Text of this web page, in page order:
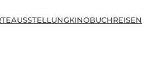
AUSSTELLUNGKINOBUCHREISEN